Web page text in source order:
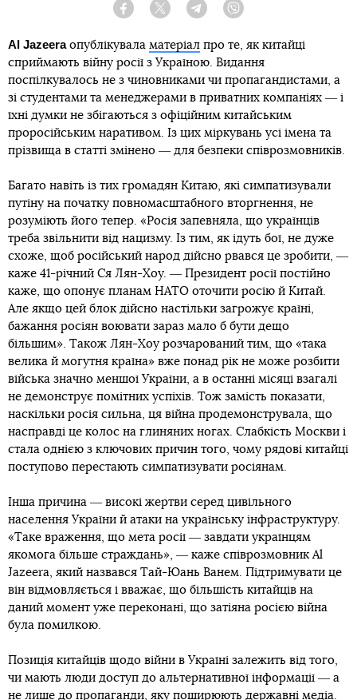
Facebook Twitter Telegram
Al Jazeeraопублікувала матеріал про те, як китайці
сприймають війну росії з Україною. Видання
поспілкувалось не з чиновниками чи пропагандистами, а
зі студентами та менеджерами в приватних компаніях ― і
їхні думки не збігаються з офіційним китайським
проросійським наративом. Із цих міркувань усі імена та
прізвища в статті змінено ― для безпеки співрозмовників.
Багато навіть із тих громадян Китаю, які симпатизували
путіну на початку повномасштабного вторгнення, не
розуміють його тепер. «Росія запевняла, що українців
треба звільнити від нацизму. Із тим, як ідуть бої, не дуже
схоже, щоб російський народ дійсно рвався це зробити, ―
каже 41-річний Ся Лян-Хоу. ― Президент росії постійно
каже, що опонує планам НАТО оточити росію й Китай.
Але якщо цей блок дійсно настільки загрожує країні,
бажання росіян воювати зараз мало б бути дещо
більшим». Також Лян-Хоу розчарований тим, що «така
велика й могутня країна» вже понад рік не може розбити
війська значно меншої України, а в останні місяці взагалі
не демонструє помітних успіхів. Тож замість показати,
наскільки росія сильна, ця війна продемонструвала, що
насправді це колос на глиняних ногах. Слабкість Москви і
стала однією з ключових причин того, чому рядові китайці
поступово перестають симпатизувати росіянам.
Інша причина ― високі жертви серед цивільного
населення України й атаки на українську інфраструктуру.
«Таке враження, що мета росії ― завдати українцям
якомога більше страждань», ― каже співрозмовник Al
Jazeera, який назвався Тай-Юань Ванем. Підтримувати це
він відмовляється і вважає, що більшість китайців на
даний момент уже переконані, що затіяна росією війна
була помилкою.
Позиція китайців щодо війни в Україні залежить від того,
чи мають люди доступ до альтернативної інформації ― а
не лише до пропаганди, яку поширюють державні медіа.